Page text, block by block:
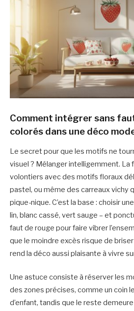
Comment intégrer sans
colorés dans une déco
Le secret pour que les motifs ne
visuel ? Mélanger intelligemment. La
volontiers avec des motifs floraux
pastel, ou même des carreaux vichy
pique-nique. C’est la base : choisir
lin, blanc cassé, vert sauge – et
faut de rouge pour faire vibrer
que le moindre excès risque de briser
rend la déco aussi plaisante à vivre
Une astuce consiste à réserver les
des zones précises, comme un coin
d’enfant, tandis que le reste demeure